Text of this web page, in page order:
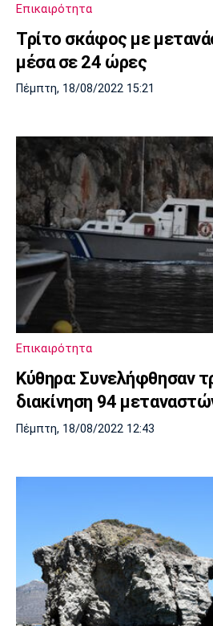
Επικαιρότητα
Τρίτο σκάφος με
μέσα σε 24 ώρες
Πέμπτη, 18/08/2022 15:21
Επικαιρότητα
Κύθηρα: Συνελήφθησαν
διακίνηση 94
Πέμπτη, 18/08/2022 12:43